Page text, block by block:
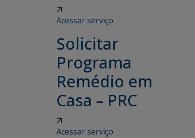
Acessar serviço
Solicitar
Programa
Remédio em
Casa – PRC
Acessar serviço